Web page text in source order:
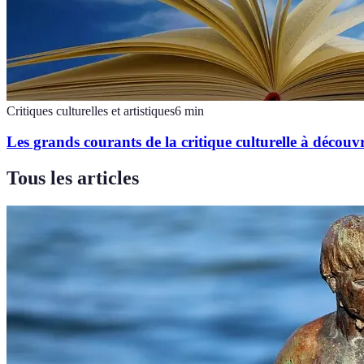
Critiques culturelles et artistiques6 min
Les grands courants de la critique culturelle à
Tous les articles